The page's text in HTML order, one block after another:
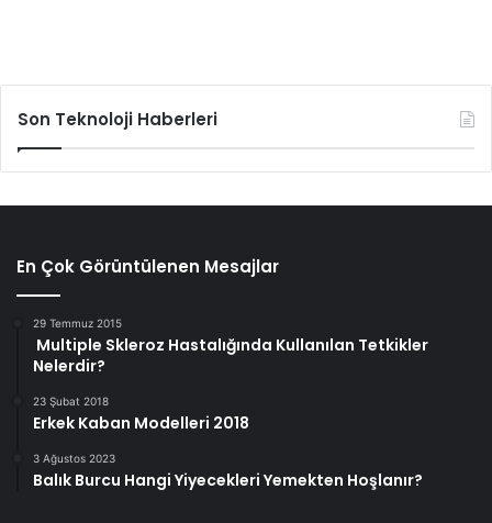
Son Teknoloji Haberleri
En Çok Görüntülenen Mesajlar
29 Temmuz 2015
Multiple Skleroz Hastalığında Kullanılan Tetkikler
Nelerdir?
23 Şubat 2018
Erkek Kaban Modelleri 2018
3 Ağustos 2023
Balık Burcu Hangi Yiyecekleri Yemekten Hoşlanır?